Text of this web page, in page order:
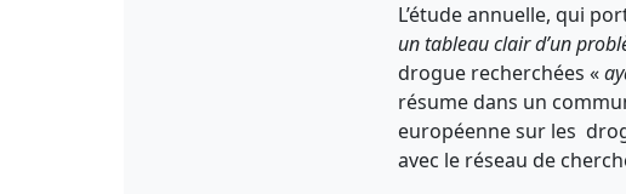
L’étude annuelle, qui
un tableau clair d’un
drogue recherchées «
résume dans un
européenne sur les
avec le réseau de